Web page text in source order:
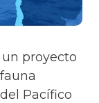
un proyecto
Pacífico